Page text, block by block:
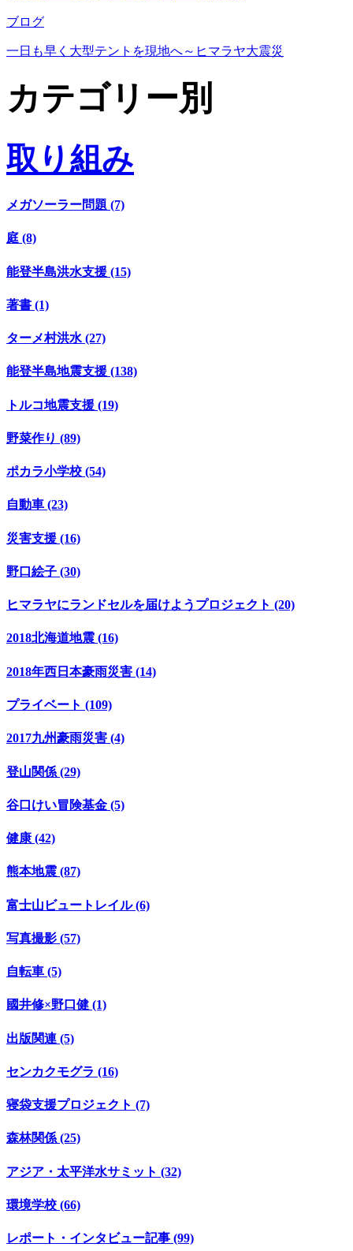
ブログ
一日も早く大型テントを現地へ～ヒマラヤ大震災
カテゴリー別
取り組み
メガソーラー問題 (7)
庭 (8)
能登半島洪水支援 (15)
著書 (1)
ターメ村洪水 (27)
能登半島地震支援 (138)
トルコ地震支援 (19)
野菜作り (89)
ポカラ小学校 (54)
自動車 (23)
災害支援 (16)
野口絵子 (30)
ヒマラヤにランドセルを届けようプロジェクト (20)
2018北海道地震 (16)
2018年西日本豪雨災害 (14)
プライベート (109)
2017九州豪雨災害 (4)
登山関係 (29)
谷口けい冒険基金 (5)
健康 (42)
熊本地震 (87)
富士山ビュートレイル (6)
写真撮影 (57)
自転車 (5)
國井修×野口健 (1)
出版関連 (5)
センカクモグラ (16)
寝袋支援プロジェクト (7)
森林関係 (25)
アジア・太平洋水サミット (32)
環境学校 (66)
レポート・インタビュー記事 (99)